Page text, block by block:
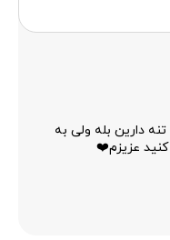
دارین بله ولی به
عزیزم❤️